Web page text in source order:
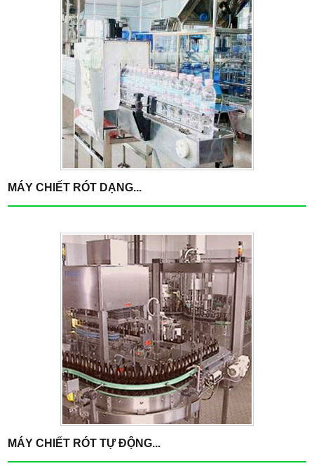
MÁY CHIẾT RÓT DẠNG...
MÁY CHIẾT RÓT TỰ ĐỘNG...